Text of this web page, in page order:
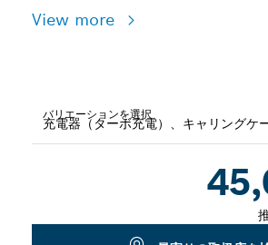
View more
バリエーションを選択